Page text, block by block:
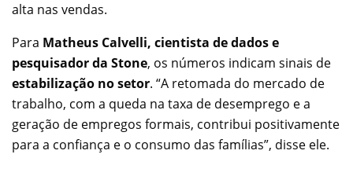
alta nas vendas.
Para Matheus Calvelli, cientista de dados e
pesquisador da Stone, os números indicam sinais de
estabilização no setor. “A retomada do mercado de
trabalho, com a queda na taxa de desemprego e a
geração de empregos formais, contribui positivamente
para a confiança e o consumo das famílias”, disse ele.